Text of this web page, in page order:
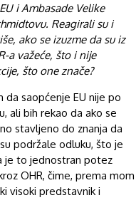
i Ambasade Velike
Reagirali su i
ako se izuzme da su iz
a važeće, što i nije
što one znače?
da saopćenje EU nije po
ali bih rekao da ako se
stavljeno do znanja da
podržale odluku, što je
je to jednostran potez
OHR, čime, prema mom
visoki predstavnik i